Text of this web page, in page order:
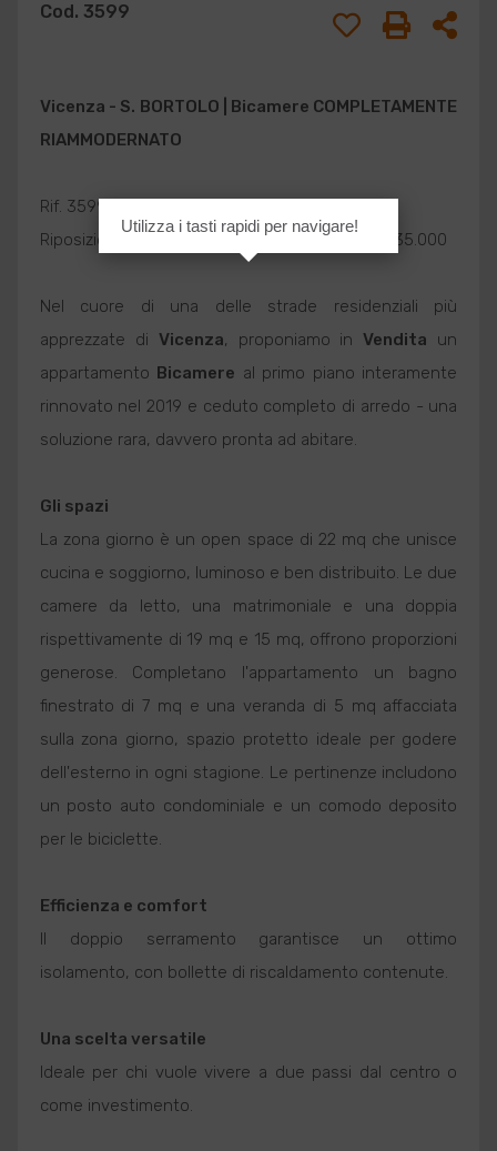
Cod. 3599
Vicenza - S. BORTOLO | Bicamere COMPLETAMENTE
RIAMMODERNATO
Rif. 3599
Riposizionamento di prezzo: da € 145.000 a €135.000
Nel cuore di una delle strade residenziali più
apprezzate di Vicenza, proponiamo inVendita un
appartamento Bicamere al primo piano interamente
rinnovato nel 2019 e ceduto completo di arredo - una
soluzione rara, davvero pronta ad abitare.
Gli spazi
La zona giorno è un open space di 22 mq che unisce
cucina e soggiorno, luminoso e ben distribuito. Le due
camere da letto, una matrimoniale e una doppia
rispettivamente di 19 mq e 15 mq, offrono proporzioni
generose. Completano l'appartamento un bagno
finestrato di 7 mq e una veranda di 5 mq affacciata
sulla zona giorno, spazio protetto ideale per godere
dell'esterno in ogni stagione. Le pertinenze includono
un posto auto condominiale e un comodo deposito
per le biciclette.
Efficienza e comfort
Il doppio serramento garantisce un ottimo
isolamento, con bollette di riscaldamento contenute.
Una scelta versatile
Ideale per chi vuole vivere a due passi dal centro o
come investimento.
Utilizza i tasti rapidi per navigare!